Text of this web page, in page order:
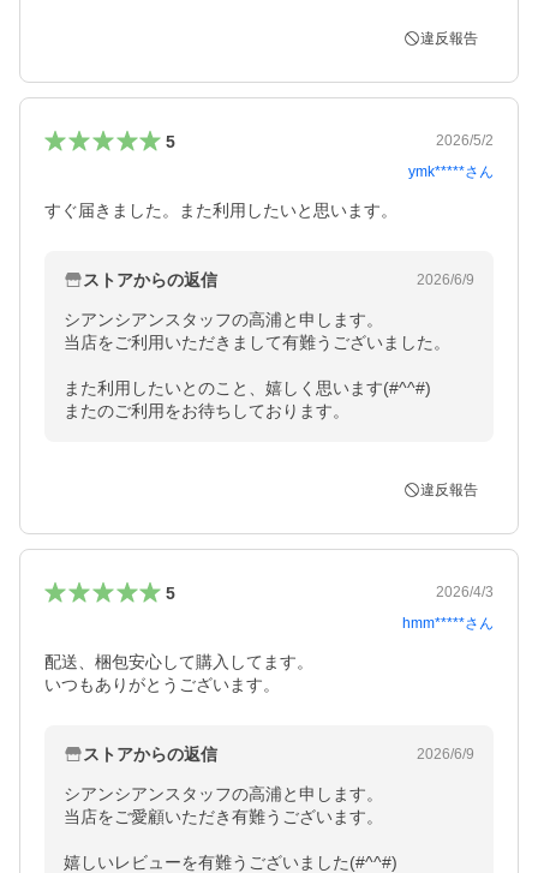
違反報告
5
2026/5/2
ymk*****さん
すぐ届きました。また利用したいと思います。
ストアからの返信 2026/6/9
シアンシアンスタッフの高浦と申します。
当店をご利用いただきまして有難うございました。
また利用したいとのこと、嬉しく思います(#^^#)
またのご利用をお待ちしております。
違反報告
5
2026/4/3
hmm*****さん
配送、梱包安心して購入してます。
ストアからの返信 2026/6/9
シアンシアンスタッフの高浦と申します。
当店をご愛顧いただき有難うございます。
嬉しいレビューを有難うございました(#^^#)